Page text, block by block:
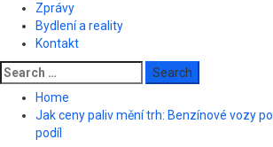
Zprávy
Bydlení a reality
Kontakt
Search
for:
Home
Jak ceny paliv mění trh: Benzínové vozy
podíl